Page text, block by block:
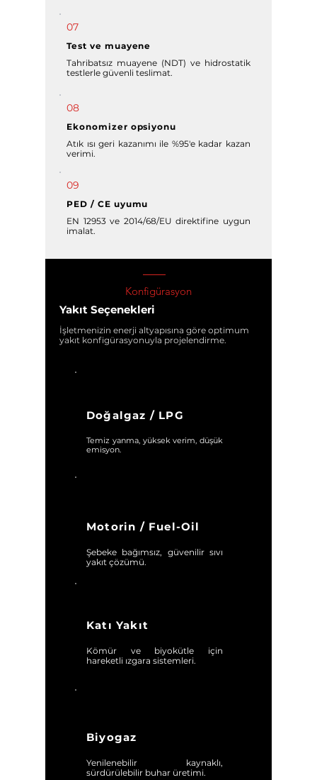
07
Test ve muayene
Tahribatsız muayene (NDT) ve hidrostatik
testlerle güvenli teslimat.
08
Ekonomizer opsiyonu
Atık ısı geri kazanımı ile %95'e kadar kazan
verimi.
09
PED / CE uyumu
EN 12953 ve 2014/68/EU direktifine uygun
imalat.
Konfigürasyon
Yakıt Seçenekleri
İşletmenizin enerji altyapısına göre optimum
yakıt konfigürasyonuyla projelendirme.
Doğalgaz / LPG
Temiz yanma, yüksek verim, düşük
emisyon.
Motorin / Fuel-Oil
Şebeke bağımsız, güvenilir sıvı
yakıt çözümü.
Katı Yakıt
Kömür ve biyokütle için
hareketli ızgara sistemleri.
Biyogaz
Yenilenebilir kaynaklı,
sürdürülebilir buhar üretimi.